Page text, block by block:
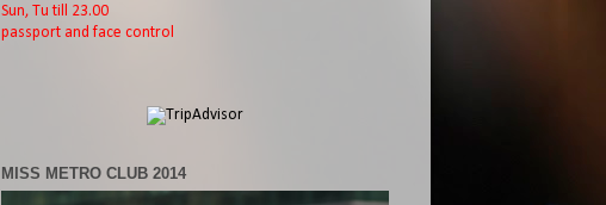
Sun, Tu till 23.00
passport and face control
MISS METRO CLUB 2014